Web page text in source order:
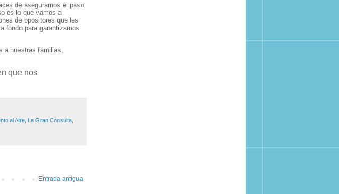
de asegurarnos el paso
es lo que vamos a
de opositores que les
fondo para garantizarnos
a nuestras familias,
que nos
al Aire La Gran Consulta
Entrada antigua